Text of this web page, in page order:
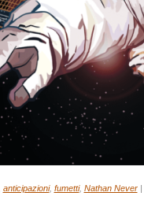
anticipazioni, fumetti, Nathan Never|